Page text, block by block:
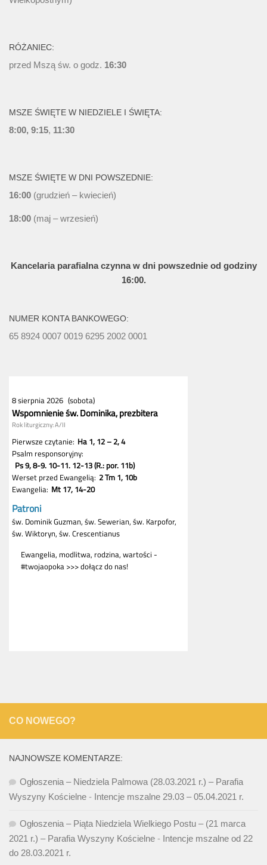
RÓŻANIEC:
przed Mszą św. o godz. 16:30
MSZE ŚWIĘTE W NIEDZIELE I ŚWIĘTA:
8:00, 9:15, 11:30
MSZE ŚWIĘTE W DNI POWSZEDNIE:
16:00 (grudzień – kwiecień)
18:00 (maj – wrzesień)
Kancelaria parafialna czynna w dni powszednie od godziny
16:00.
NUMER KONTA BANKOWEGO:
65 8924 0007 0019 6295 2002 0001
CO NOWEGO?
NAJNOWSZE KOMENTARZE:
Ogłoszenia – Niedziela Palmowa (28.03.2021 r.) – Parafia
Wyszyny Kościelne - Intencje mszalne 29.03 – 05.04.2021 r.
Ogłoszenia – Piąta Niedziela Wielkiego Postu – (21 marca
2021 r.) – Parafia Wyszyny Kościelne - Intencje mszalne od 22
do 28.03.2021 r.